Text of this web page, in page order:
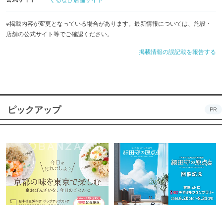
※掲載内容が変更となっている場合があります。最新情報については、施設・
店舗の公式サイト等でご確認ください。
掲載情報の誤記載を報告する
ピックアップ PR